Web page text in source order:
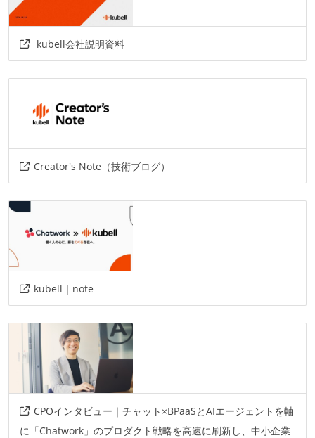
AIツール
claude-code
hbase
kafka
terraform
arm-treasure-data
kubernetes
docker
jira-software-cloud
miro
github-actions
kubell会社説明資料
Creator's Note（技術ブログ）
kubell｜note
CPOインタビュー｜チャット×BPaaSとAIエージェントを軸
に「Chatwork」のプロダクト戦略を高速に刷新し、中小企業